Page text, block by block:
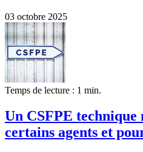
03 octobre 2025
Temps de lecture : 1 min.
Un CSFPE
certains agents et